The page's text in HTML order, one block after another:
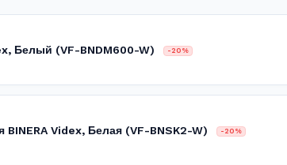
Белый (VF-BNDM600-W) -20%
BINERA Videx, Белая (VF-BNSK2-W) -20%